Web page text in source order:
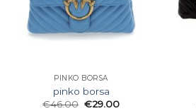
PINKO BORSA
pinko borsa
€46.00 €29.00